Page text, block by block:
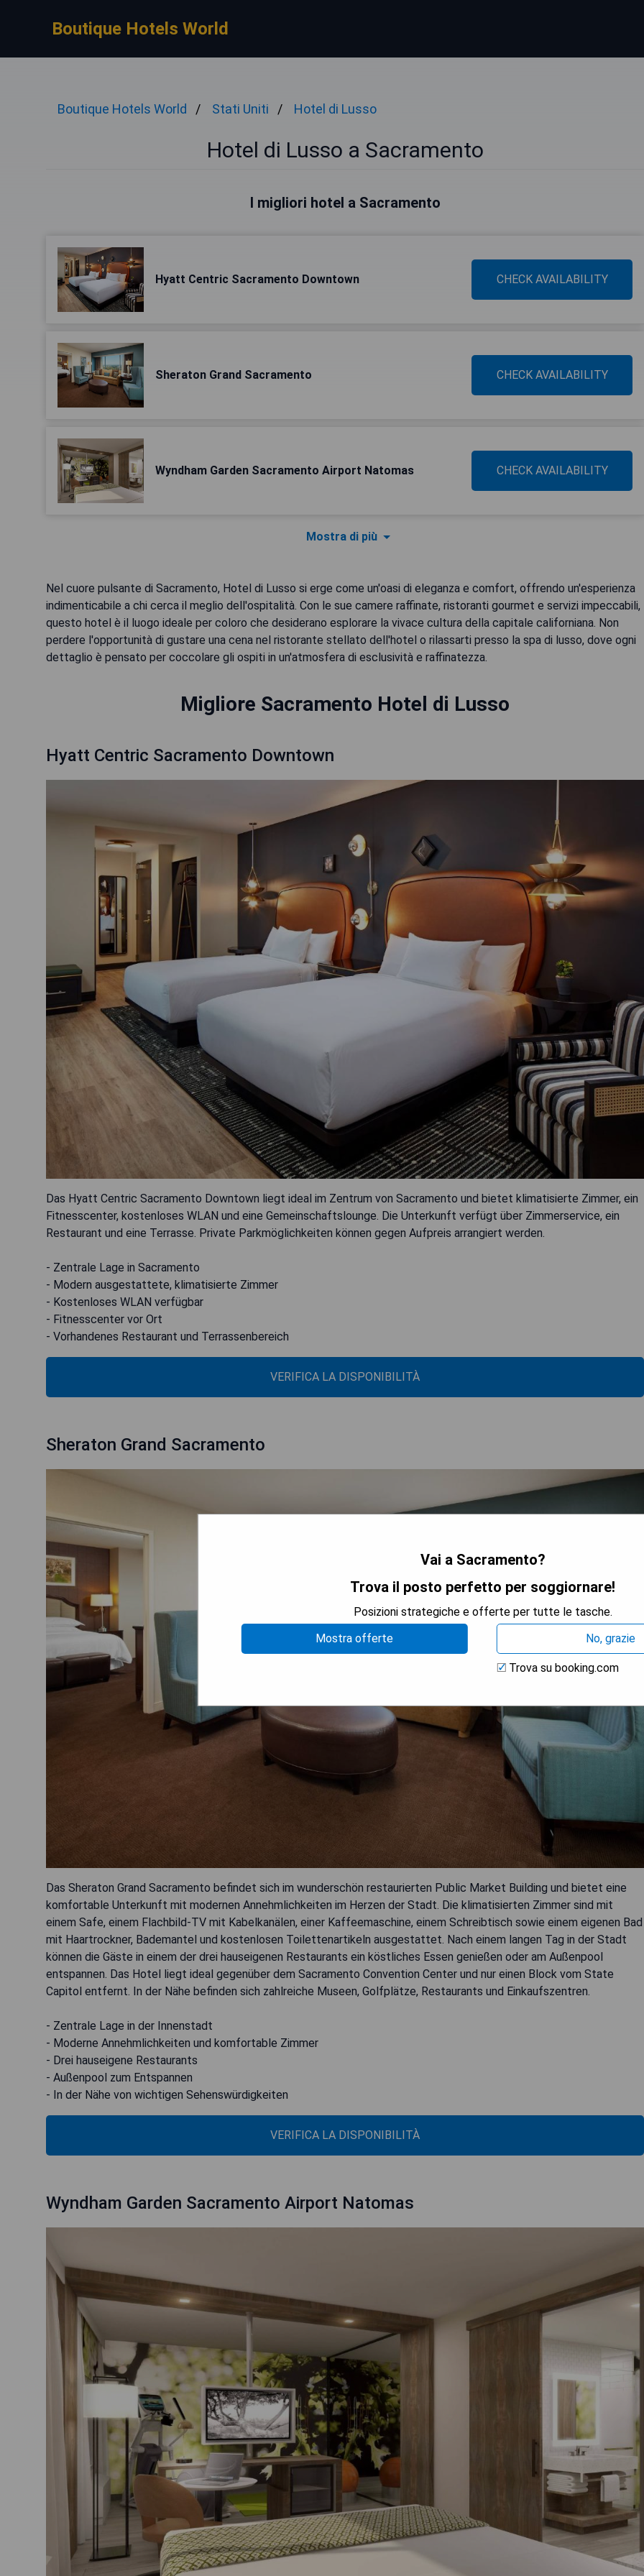
Boutique Hotels World
Boutique Hotels World Stati Uniti Hotel di Lusso
Hotel di Lusso a Sacramento
I migliori hotel a Sacramento
Hyatt Centric Sacramento Downtown CHECK AVAILABILITY
Sheraton Grand Sacramento CHECK AVAILABILITY
Wyndham Garden Sacramento Airport Natomas CHECK AVAILABILITY
Mostra di più
Nel cuore pulsante di Sacramento, Hotel di Lusso si erge come un'oasi di eleganza e comfort, offrendo un'esperienza
indimenticabile a chi cerca il meglio dell'ospitalità. Con le sue camere raffinate, ristoranti gourmet e servizi impeccabili,
questo hotel è il luogo ideale per coloro che desiderano esplorare la vivace cultura della capitale californiana. Non
perdere l'opportunità di gustare una cena nel ristorante stellato dell'hotel o rilassarti presso la spa di lusso, dove ogni
dettaglio è pensato per coccolare gli ospiti in un'atmosfera di esclusività e raffinatezza.
Migliore Sacramento Hotel di Lusso
Hyatt Centric Sacramento Downtown
Das Hyatt Centric Sacramento Downtown liegt ideal im Zentrum von Sacramento und bietet klimatisierte Zimmer, ein
Fitnesscenter, kostenloses WLAN und eine Gemeinschaftslounge. Die Unterkunft verfügt über Zimmerservice, ein
Restaurant und eine Terrasse. Private Parkmöglichkeiten können gegen Aufpreis arrangiert werden.
- Zentrale Lage in Sacramento
- Modern ausgestattete, klimatisierte Zimmer
- Kostenloses WLAN verfügbar
- Fitnesscenter vor Ort
- Vorhandenes Restaurant und Terrassenbereich
VERIFICA LA DISPONIBILITÀ
Sheraton Grand Sacramento
Das Sheraton Grand Sacramento befindet sich im wunderschön restaurierten Public Market Building und bietet eine
komfortable Unterkunft mit modernen Annehmlichkeiten im Herzen der Stadt. Die klimatisierten Zimmer sind mit
einem Safe, einem Flachbild-TV mit Kabelkanälen, einer Kaffeemaschine, einem Schreibtisch sowie einem eigenen Bad
mit Haartrockner, Bademantel und kostenlosen Toilettenartikeln ausgestattet. Nach einem langen Tag in der Stadt
können die Gäste in einem der drei hauseigenen Restaurants ein köstliches Essen genießen oder am Außenpool
entspannen. Das Hotel liegt ideal gegenüber dem Sacramento Convention Center und nur einen Block vom State
Capitol entfernt. In der Nähe befinden sich zahlreiche Museen, Golfplätze, Restaurants und Einkaufszentren.
- Zentrale Lage in der Innenstadt
- Moderne Annehmlichkeiten und komfortable Zimmer
- Drei hauseigene Restaurants
- Außenpool zum Entspannen
- In der Nähe von wichtigen Sehenswürdigkeiten
VERIFICA LA DISPONIBILITÀ
Wyndham Garden Sacramento Airport Natomas
Vai a Sacramento?
Trova il posto perfetto per soggiornare!
Posizioni strategiche e offerte per tutte le tasche.
Mostra offerte
No, grazie
Trova su booking.com